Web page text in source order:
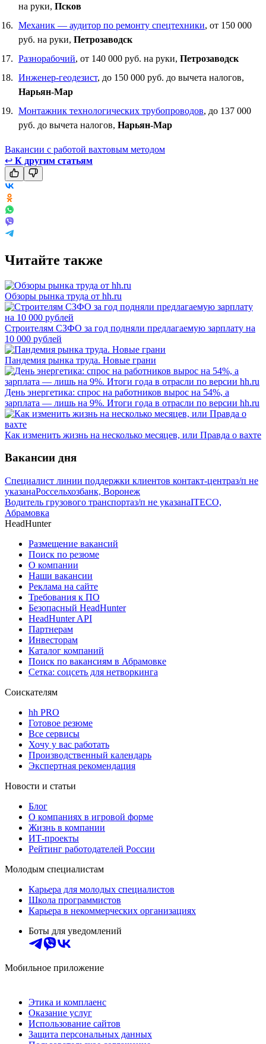
на руки, Псков
Механик — аудитор по ремонту спецтехники, от 150 000
руб. на руки, Петрозаводск
Разнорабочий, от 140 000 руб. на руки, Петрозаводск
Инженер-геодезист, до 150 000 руб. до вычета налогов,
Нарьян-Мар
Монтажник технологических трубопроводов, до 137 000
руб. до вычета налогов, Нарьян-Мар
Вакансии с работой вахтовым методом
↩ К другим статьям
Читайте также
Обзоры рынка труда от hh.ru
Строителям СЗФО за год подняли предлагаемую зарплату на
10 000 рублей
Пандемия рынка труда. Новые грани
День энергетика: спрос на работников вырос на 54%, а
зарплата — лишь на 9%. Итоги года в отрасли по версии hh.ru
Как изменить жизнь на несколько месяцев, или Правда о вахте
Вакансии дня
Специалист линии поддержки клиентов контакт-центраз/п не
указанаРоссельхозбанк, Воронеж
Водитель грузового транспортаз/п не указанаITECO,
Абрамовка
HeadHunter
Размещение вакансий
Поиск по резюме
О компании
Наши вакансии
Реклама на сайте
Требования к ПО
Безопасный HeadHunter
HeadHunter API
Партнерам
Инвесторам
Каталог компаний
Поиск по вакансиям в Абрамовке
Сетка: соцсеть для нетворкинга
Соискателям
hh PRO
Готовое резюме
Все сервисы
Хочу у вас работать
Производственный календарь
Экспертная рекомендация
Новости и статьи
Блог
О компаниях в игровой форме
Жизнь в компании
ИТ-проекты
Рейтинг работодателей России
Молодым специалистам
Карьера для молодых специалистов
Школа программистов
Карьера в некоммерческих организациях
Боты для уведомлений
Мобильное приложение
Этика и комплаенс
Оказание услуг
Использование сайтов
Защита персональных данных